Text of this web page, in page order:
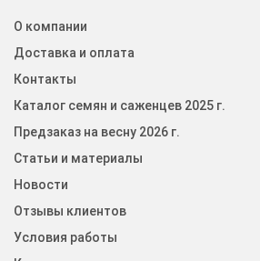
О компании
Доставка и оплата
Контакты
Каталог семян и саженцев 2025 г.
Предзаказ на весну 2026 г.
Статьи и материалы
Новости
Отзывы клиентов
Условия работы